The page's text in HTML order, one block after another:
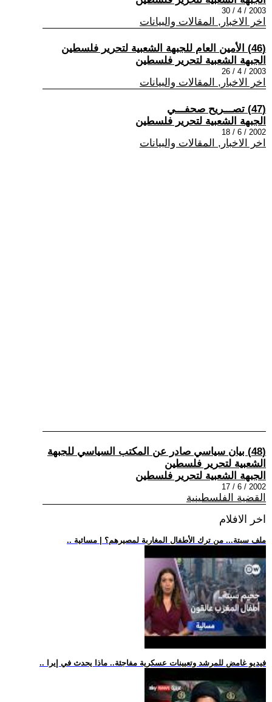
2003 / 4 / 30
اخر الاخبار, المقالات والبيانات
(46) الأمين العام للجبهة الشعبية لتحرير فلسطين
الجبهة الشعبية لتحرير فلسطين
2003 / 4 / 26
اخر الاخبار, المقالات والبيانات
(47) تصـــريح صحفـــي
الجبهة الشعبية لتحرير فلسطين
2002 / 6 / 18
اخر الاخبار, المقالات والبيانات
(48) بيان سياسي صادر عن المكتب السياسي للجبهة
الشعبية لتحرير فلسطين
الجبهة الشعبية لتحرير فلسطين
2002 / 6 / 17
القضية الفلسطينية
اخر الافلام
.. ملف سبتة... من ترك الأطفال المغاربة لمصيرهم؟ | مسائية
.. فيديو غامض للمرشد وتعيينات عسكرية مفاجئة.. ماذا يحدث في إيرا